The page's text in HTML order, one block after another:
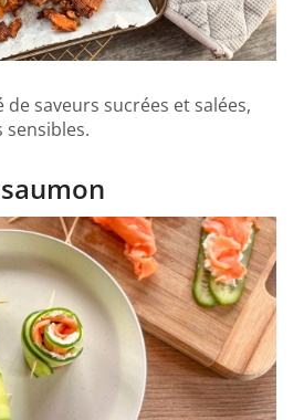
saveurs sucrées et salées,
sensibles.